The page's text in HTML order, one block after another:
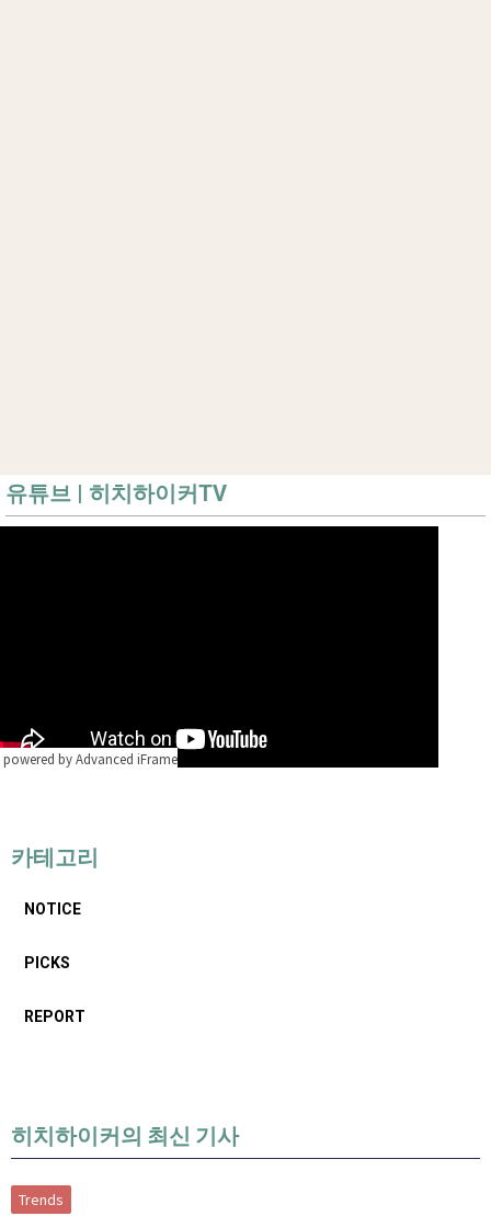
유튜브 | 히치하이커TV
powered by Advanced iFrame
카테고리
NOTICE
PICKS
REPORT
히치하이커의 최신 기사
Trends